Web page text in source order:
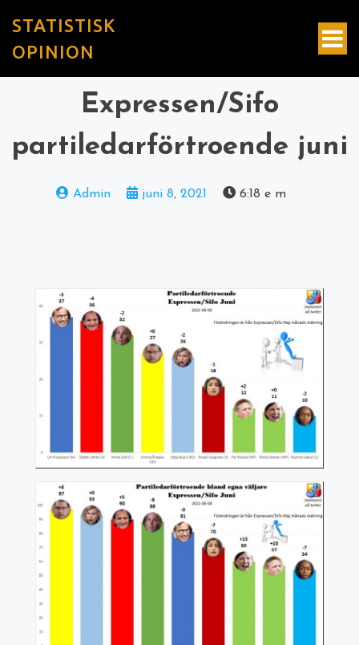
STATISTISK
OPINION
Expressen/Sifo
partiledarförtroende juni
Admin juni 8, 2021 6:18 e m